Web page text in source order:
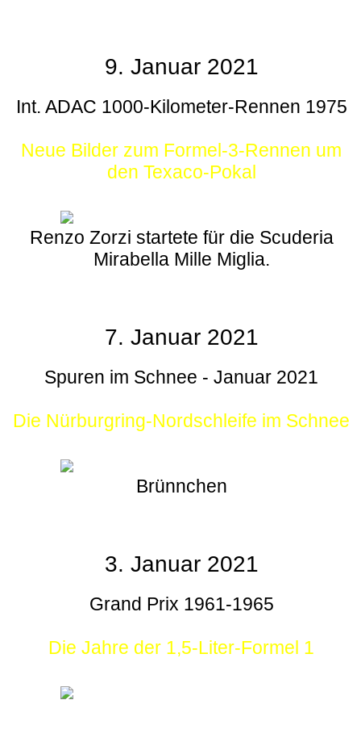
9. Januar 2021
Int. ADAC 1000-Kilometer-Rennen 1975
Neue Bilder zum Formel-3-Rennen um
den Texaco-Pokal
Renzo Zorzi startete für die Scuderia
Mirabella Mille Miglia.
7. Januar 2021
Spuren im Schnee - Januar 2021
Die Nürburgring-Nordschleife im Schnee
Brünnchen
3. Januar 2021
Grand Prix 1961-1965
Die Jahre der 1,5-Liter-Formel 1